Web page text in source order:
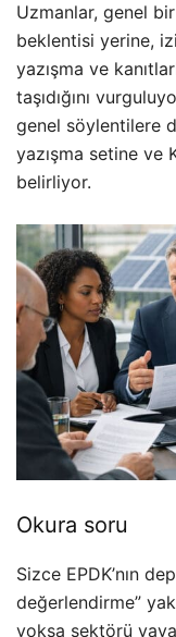
Uzmanlar, genel
beklentisi yerine,
yazışma ve
taşıdığını
genel söylentilere
yazışma setine ve
belirliyor.
Okura soru
Sizce EPDK’nın
değerlendirme”
yoksa sektörü